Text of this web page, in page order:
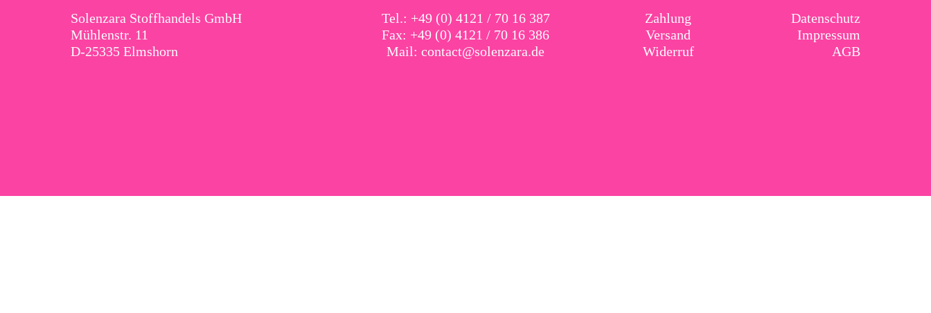
Solenzara Stoffhandels GmbH
Mühlenstr. 11
D-25335 Elmshorn
Tel.: +49 (0) 4121 / 70 16 387
Fax: +49 (0) 4121 / 70 16 386
Mail: contact@solenzara.de
Zahlung
Versand
Widerruf
Datenschutz
Impressum
AGB